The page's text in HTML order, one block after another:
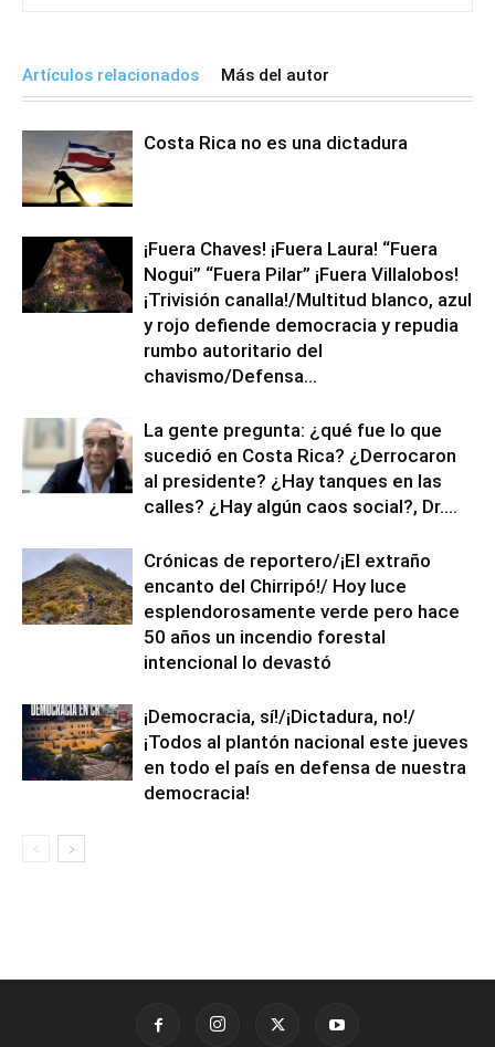
Artículos relacionados Más del autor
Costa Rica no es una dictadura
¡Fuera Chaves! ¡Fuera Laura! “Fuera
Nogui” “Fuera Pilar” ¡Fuera Villalobos!
¡Trivisión canalla!/Multitud blanco, azul
y rojo defiende democracia y repudia
rumbo autoritario del
chavismo/Defensa...
La gente pregunta: ¿qué fue lo que
sucedió en Costa Rica? ¿Derrocaron
al presidente? ¿Hay tanques en las
calles? ¿Hay algún caos social?, Dr....
Crónicas de reportero/¡El extraño
encanto del Chirripó!/ Hoy luce
esplendorosamente verde pero hace
50 años un incendio forestal
intencional lo devastó
¡Democracia, sí!/¡Dictadura, no!/
¡Todos al plantón nacional este jueves
en todo el país en defensa de nuestra
democracia!